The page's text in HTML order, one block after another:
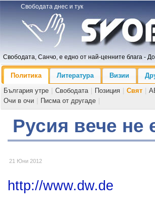
Свободата днес и тук
Свободата, Санчо, е едно от най-ценните блага -
Политика Литература Визии
България утре
Свободата Позиция Свят
Очи в очи
Писма от другаде
Русия вече не
21 Юни 2012
http://www.dw.de